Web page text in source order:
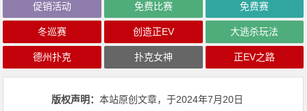
促销活动 免费比赛 免费赛
冬巡赛 创造正EV 大逃杀玩法
德州扑克 扑克女神 正EV之路
版权声明：本站原创文章，于2024年7月20日